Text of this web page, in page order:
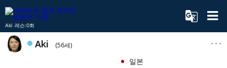
Aki 레슨:0회
Aki (56세)
일본